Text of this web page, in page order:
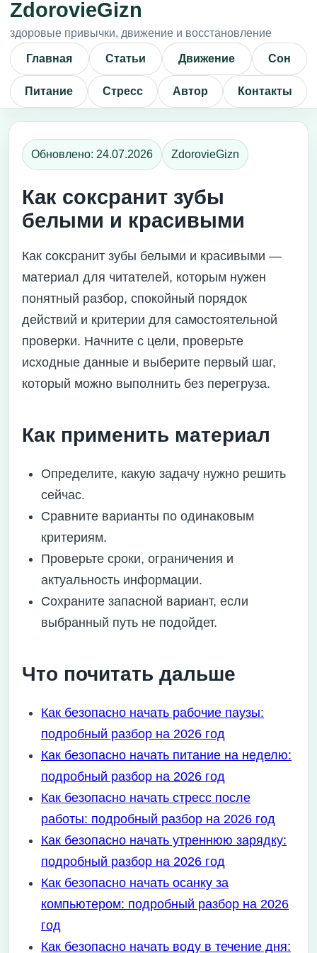
ZdorovieGizn
здоровые привычки, движение и восстановление
Главная Статьи Движение Сон
Питание Стресс Автор Контакты
Обновлено: 24.07.2026 ZdorovieGizn
Как соксранит зубы
белыми и красивыми
Как соксранит зубы белыми и красивыми —
материал для читателей, которым нужен
понятный разбор, спокойный порядок
действий и критерии для самостоятельной
проверки. Начните с цели, проверьте
исходные данные и выберите первый шаг,
который можно выполнить без перегруза.
Как применить материал
Определите, какую задачу нужно решить
сейчас.
Сравните варианты по одинаковым
критериям.
Проверьте сроки, ограничения и
актуальность информации.
Сохраните запасной вариант, если
выбранный путь не подойдет.
Что почитать дальше
Как безопасно начать рабочие паузы:
подробный разбор на 2026 год
Как безопасно начать питание на неделю:
подробный разбор на 2026 год
Как безопасно начать стресс после
работы: подробный разбор на 2026 год
Как безопасно начать утреннюю зарядку:
подробный разбор на 2026 год
Как безопасно начать осанку за
компьютером: подробный разбор на 2026
год
Как безопасно начать воду в течение дня: